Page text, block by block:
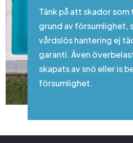
Tänk på att skador
grund av försumlighet,
vårdslös hantering ej
garanti. Även
skapats av snö eller is
försumlighet.